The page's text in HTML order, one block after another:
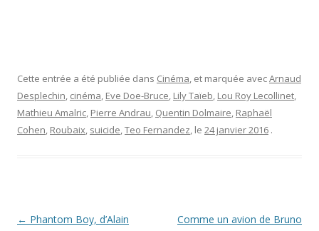
Cette entrée a été publiée dans Cinéma, et marquée avecArnaud
Desplechin, cinéma, Eve Doe-Bruce, Lily Taïeb, Lou Roy Lecollinet,
Mathieu Amalric, Pierre Andrau, Quentin Dolmaire, Raphaël
Cohen, Roubaix, suicide,Teo Fernandez, le 24 janvier 2016 .
Navigation
← Phantom Boy, d’Alain
Comme un avion de Bruno